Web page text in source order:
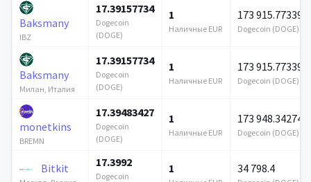
Baksmany
IBZ
17.39157734
Dogecoin
(DOGE)
1
Наличные EUR
173 915.773399
Dogecoin (DOGE)
Baksmany
Милан, Италия
17.39157734
Dogecoin
(DOGE)
1
Наличные EUR
173 915.773399
Dogecoin (DOGE)
monetkins
BREMN
17.39483427
Dogecoin
(DOGE)
1
Наличные EUR
173 948.342746
Dogecoin (DOGE)
Bitkit 17.3992
Dogecoin
1 34 798.4